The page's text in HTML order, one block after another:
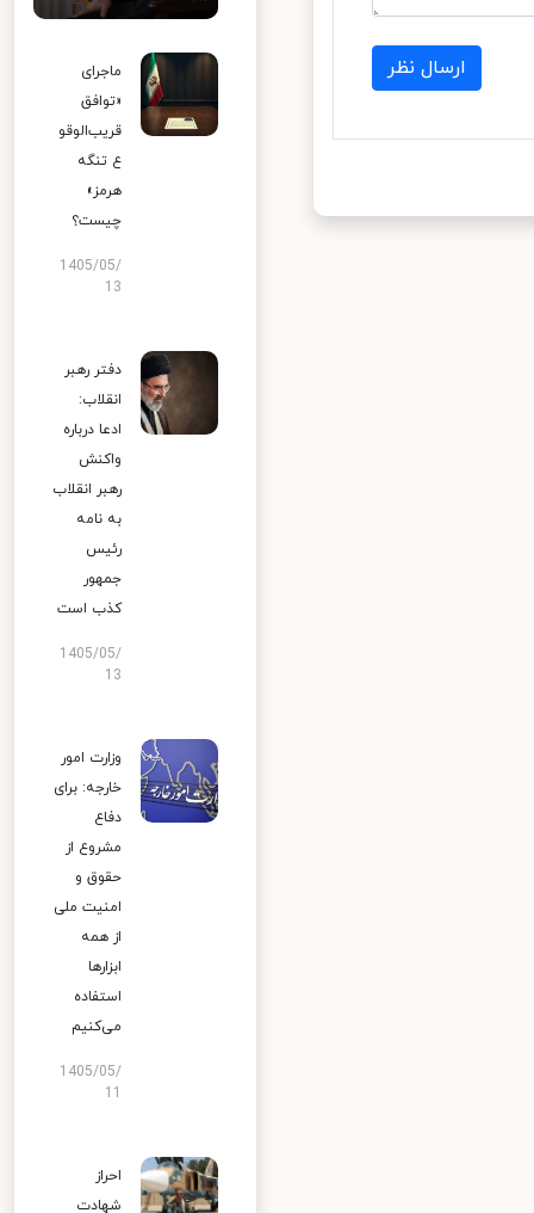
ارسال نظر
ماجرای
«توافق
قریب‌الوقو
ع تنگه
هرمز»
چیست؟
1405/05/
13
دفتر رهبر
انقلاب:
ادعا درباره
واکنش
رهبر انقلاب
به نامه
رئیس
جمهور
کذب است
1405/05/
13
وزارت امور
خارجه: برای
دفاع
مشروع از
حقوق و
امنیت ملی
از همه
ابزارها
استفاده
می‌کنیم
1405/05/
احراز
شهادت